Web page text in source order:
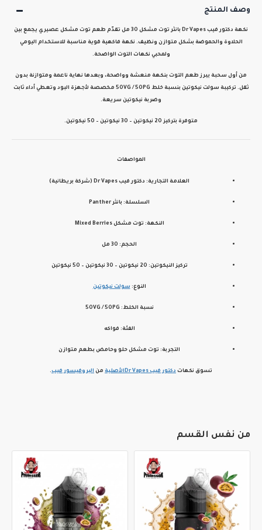
وصف المنتج
نكهة دكتور فيب Dr Vapes بانثر توت مشكل 30 مل تقدّم طعم توت مشكل عصيري يجمع بين
الحلاوة والحموضة بشكل متوازن ونظيف. نكهة فاكهية قوية مناسبة للاستخدام اليومي
ولمحبي نكهات التوت الواضحة.
من أول سحبة يبرز طعم التوت بنكهة منعشة وواضحة، وبعدها نهاية ناعمة ومتوازنة بدون
ثقل. تركيبة سولت نيكوتين بنسبة خلط 50VG / 50PG مخصصة لأجهزة البود وتعطي أداء ثابت
وضربة نيكوتين سريعة.
متوفرة بتركيز 20 نيكوتين – 30 نيكوتين – 50 نيكوتين .
المواصفات
العلامة التجارية: دكتور فيب Dr Vapes (شركة بريطانية)
السلسلة: بانثر Panther
النكهة: توت مشكل Mixed Berries
الحجم:
تركيز النيكوتين:
النوع: سولت نيكوتين
نسبة الخلط:
الفئة: فواكه
التجربة: توت مشكل حلو وحامض بطعم متوازن
تسوق نكهات دكتور فيب Dr Vapes الأصلية من البروفيسور فيب.
من نفس القسم